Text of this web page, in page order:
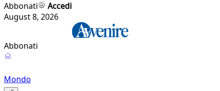
Abbonati
Accedi
August 8, 2026
Abbonati
Mondo